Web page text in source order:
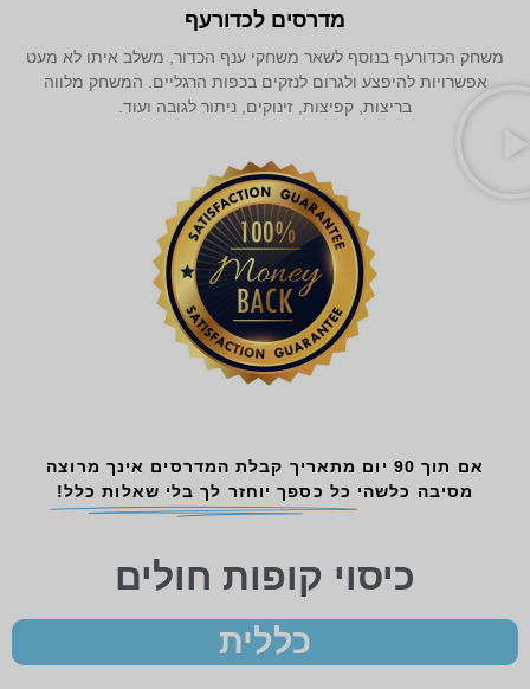
מדרסים לכדורעף
משחק הכדורעף בנוסף לשאר משחקי ענף הכדור, משלב איתו לא מעט
אפשרויות להיפצע ולגרום לנזקים בכפות הרגליים. המשחק מלווה
בריצות, קפיצות, זינוקים, ניתור לגובה ועוד.
אם תוך 90 יום מתאריך קבלת המדרסים אינך מרוצה
מסיבה כלשהי כל כספך יוחזר לך בלי שאלות כלל!
כיסוי קופות חולים
כללית